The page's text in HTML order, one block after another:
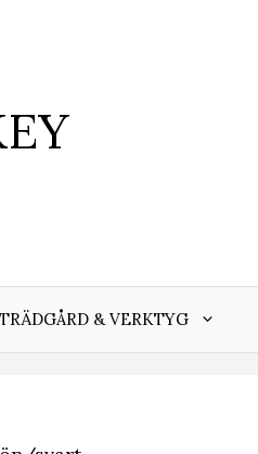
TRÄDGÅRD & VERKTYG